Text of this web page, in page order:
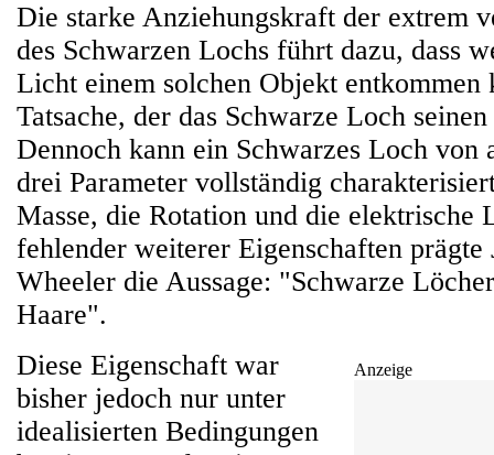
Die starke Anziehungskraft der extrem
des Schwarzen Lochs führt dazu, dass
Licht einem solchen Objekt entkommen
Tatsache, der das Schwarze Loch
Dennoch kann ein Schwarzes Loch von
drei Parameter vollständig
Masse, die Rotation und die elektrische
fehlender weiterer Eigenschaften
Wheeler die Aussage: "Schwarze
Haare".
Anzeige
Diese Eigenschaft war
bisher jedoch nur unter
idealisierten Bedingungen